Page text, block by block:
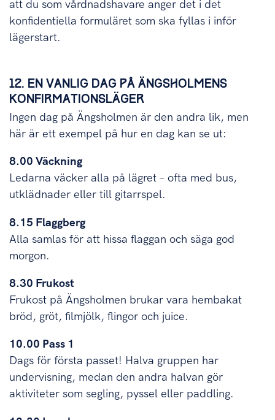
att du som vårdnadshavare anger det i det
konfidentiella formuläret som ska fyllas i inför
lägerstart.
12. EN VANLIG DAG PÅ ÄNGSHOLMENS
KONFIRMATIONSLÄGER
Ingen dag på Ängsholmen är den andra lik, men
här är ett exempel på hur en dag kan se ut:
8.00 Väckning
Ledarna väcker alla på lägret – ofta med bus,
utklädnader eller till gitarrspel.
8.15 Flaggberg
Alla samlas för att hissa flaggan och säga god
morgon.
8.30 Frukost
Frukost på Ängsholmen brukar vara hembakat
bröd, gröt, filmjölk, flingor och juice.
10.00 Pass 1
Dags för första passet! Halva gruppen har
undervisning, medan den andra halvan gör
aktiviteter som segling, pyssel eller paddling.